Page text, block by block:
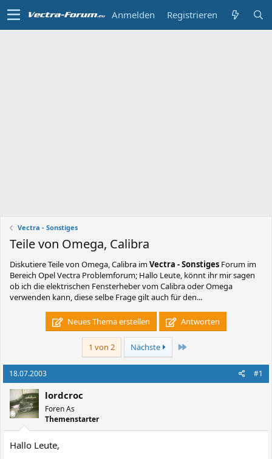
Anmelden Registrieren
Vectra - Sonstiges
Teile von Omega, Calibra
DiskutiereTeile von Omega, Calibra imVectra - Sonstiges Forum im
Bereich Opel Vectra Problemforum; Hallo Leute, könnt ihr mir sagen
ob ich die elektrischen Fensterheber vom Calibra oder Omega
verwenden kann, diese selbe Frage gilt auch für den...
Neues Thema erstellen Antworten
1 von 2 Nächste Letzte
18.07.2003 #1
lordcroc
Foren As
Themenstarter
Hallo Leute,